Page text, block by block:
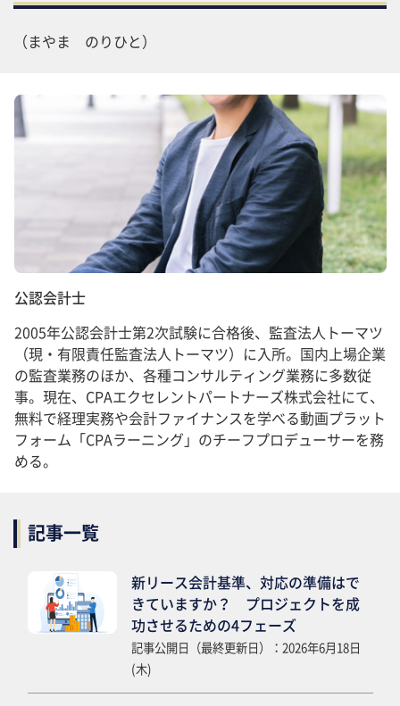
（まやま のりひと）
公認会計士
2005年公認会計士第2次試験に合格後、監査法人トーマツ
（現・有限責任監査法人トーマツ）に入所。国内上場企業
の監査業務のほか、各種コンサルティング業務に多数従
事。現在、CPAエクセレントパートナーズ株式会社にて、
無料で経理実務や会計ファイナンスを学べる動画プラット
フォーム「CPAラーニング」のチーフプロデューサーを務
める。
記事一覧
新リース会計基準、対応の準備はで
きていますか？ プロジェクトを成
功させるための4フェーズ
記事公開日（最終更新日）：2026年6月18日
(木)